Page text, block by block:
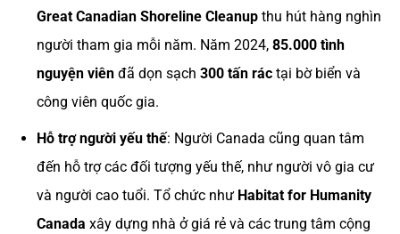
Great Canadian Shoreline Cleanupthu hút hàng nghìn
người tham gia mỗi năm. Năm 2024, 85.000 tình
nguyện viênđã dọn sạch 300 tấn ráctại bờ biển và
công viên quốc gia.
Hỗ trợ người yếu thế: Người Canada cũng quan tâm
đến hỗ trợ các đối tượng yếu thế, như người vô gia cư
và người cao tuổi. Tổ chức như Habitat for Humanity
Canada xây dựng nhà ở giá rẻ và các trung tâm cộng